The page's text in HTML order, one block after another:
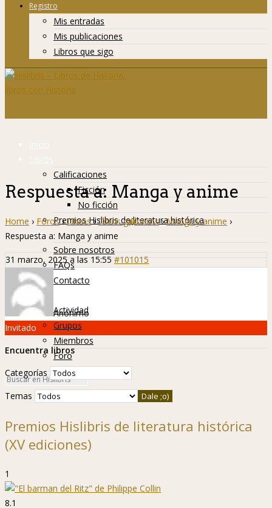
Registro
Mis entradas
Mis publicaciones
Libros que sigo
Inicio
Libros
Calificaciones
Ficción
No ficción
Premios Hislibris de literatura histórica
Info
Sobre nosotros
FAQs
Contacto
Hislibreños
Actividad
Grupos
Miembros
Foro
Respuesta a: Manga y anime
Home › Foros › Libros › Otros g�neros › Manga y anime ›
Respuesta a: Manga y anime
31 marzo, 2025 a las 15:55 #101015
Anónimo
Invitado
Encuentra libros
Categorías
Temas
Premios Hislibris de literatura histórica
(XV ediciones)
1
8.1